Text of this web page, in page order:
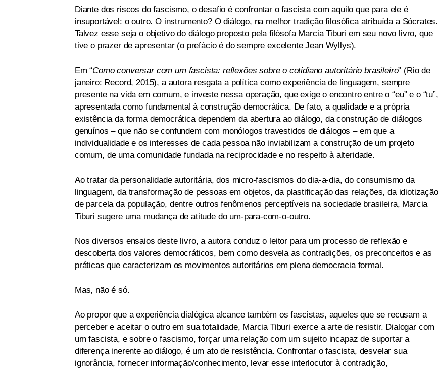
Diante dos riscos do fascismo, o desafio é confrontar o fascista com aquilo que para ele é
insuportável: o outro. O instrumento? O diálogo, na melhor tradição filosófica atribuída a Sócrates.
Talvez esse seja o objetivo do diálogo proposto pela filósofa Marcia Tiburi em seu novo livro, que
tive o prazer de apresentar (o prefácio é do sempre excelente Jean Wyllys).
Em “Como conversar com um fascista: reflexões sobre o cotidiano autoritário brasileiro” (Rio de
janeiro: Record, 2015), a autora resgata a política como experiência de linguagem, sempre
presente na vida em comum, e investe nessa operação, que exige o encontro entre o “eu” e o “tu”,
apresentada como fundamental à construção democrática. De fato, a qualidade e a própria
existência da forma democrática dependem da abertura ao diálogo, da construção de diálogos
genuínos – que não se confundem com monólogos travestidos de diálogos – em que a
individualidade e os interesses de cada pessoa não inviabilizam a construção de um projeto
comum, de uma comunidade fundada na reciprocidade e no respeito à alteridade.
Ao tratar da personalidade autoritária, dos micro-fascismos do dia-a-dia, do consumismo da
linguagem, da transformação de pessoas em objetos, da plastificação das relações, da idiotização
de parcela da população, dentre outros fenômenos perceptíveis na sociedade brasileira, Marcia
Tiburi sugere uma mudança de atitude do um-para-com-o-outro.
Nos diversos ensaios deste livro, a autora conduz o leitor para um processo de reflexão e
descoberta dos valores democráticos, bem como desvela as contradições, os preconceitos e as
práticas que caracterizam os movimentos autoritários em plena democracia formal.
Mas, não é só.
Ao propor que a experiência dialógica alcance também os fascistas, aqueles que se recusam a
perceber e aceitar o outro em sua totalidade, Marcia Tiburi exerce a arte de resistir. Dialogar com
um fascista, e sobre o fascismo, forçar uma relação com um sujeito incapaz de suportar a
diferença inerente ao diálogo, é um ato de resistência. Confrontar o fascista, desvelar sua
ignorância, fornecer informação/conhecimento, levar esse interlocutor à contradição,